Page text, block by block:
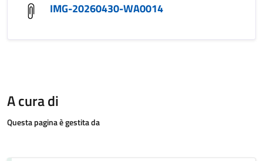
IMG-20260430-WA0014
A cura di
Questa pagina è gestita da